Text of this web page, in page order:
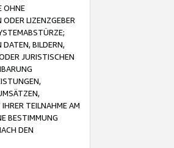
OHNE
LIZENZGEBER
DATEN, BILDERN,
JURISTISCHEN
TEILNAHME AM
BESTIMMUNG
DEN